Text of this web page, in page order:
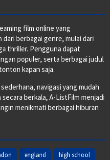
film online yang
berbagai genre, mulai dari
thriller. Pengguna dapat
populer, serta berbagai judul
kapan saja.
navigasi yang mudah
berkala, A-ListFilm menjadi
menikmati berbagai hiburan
england
high school